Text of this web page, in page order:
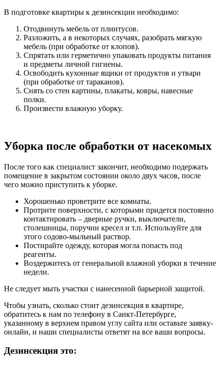
В подготовке квартиры к дезинсекции необходимо:
Отодвинуть мебель от плинтусов.
Разложить, а в некоторых случаях, разобрать мягкую
мебель (при обработке от клопов).
Спрятать или герметично упаковать продукты питания
и предметы личной гигиены.
Освободить кухонные ящики от продуктов и утвари
(при обработке от тараканов).
Снять со стен картины, плакаты, ковры, навесные
полки.
Произвести влажную уборку.
Уборка после обработки от насекомых
После того как специалист закончит, необходимо подержать
помещение в закрытом состоянии около двух часов, после
чего можно приступить к уборке.
Хорошенько проветрите все комнаты.
Протрите поверхности, с которыми придется постоянно
контактировать – дверные ручки, выключатели,
столешницы, поручни кресел и т.п. Используйте для
этого содово-мыльный раствор.
Постирайте одежду, которая могла попасть под
реагенты.
Воздержитесь от генеральной влажной уборки в течение
недели.
Не следует мыть участки с нанесенной барьерной защитой.
Чтобы узнать, сколько стоит дезинсекция в квартире,
обратитесь к нам по телефону в Санкт-Петербурге,
указанному в верхнем правом углу сайта или оставьте заявку-
онлайн, и наши специалисты ответят на все ваши вопросы.
Дезинсекция это: